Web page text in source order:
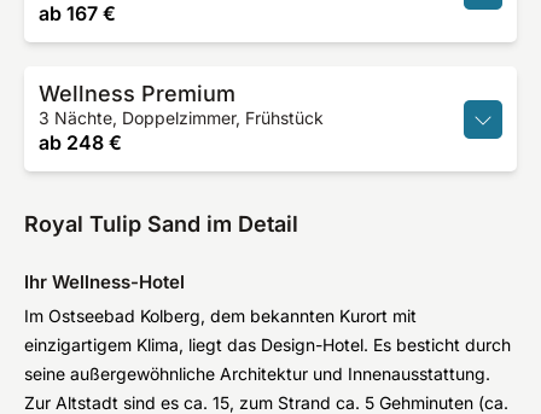
ab 167 €
Wellness Premium
3 Nächte, Doppelzimmer, Frühstück
ab 248 €
Royal Tulip Sand im Detail
Ihr Wellness-Hotel
Im Ostseebad Kolberg, dem bekannten Kurort mit
einzigartigem Klima, liegt das Design-Hotel. Es besticht durch
seine außergewöhnliche Architektur und Innenausstattung.
Zur Altstadt sind es ca. 15, zum Strand ca. 5 Gehminuten (ca.